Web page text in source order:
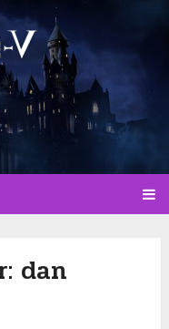
dan